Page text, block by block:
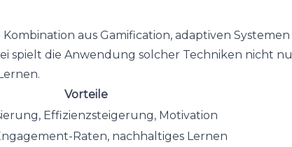
aus Gamification, adaptiven
spielt die Anwendung solcher Techniken nicht
Vorteile
Effizienzsteigerung, Motivation
Raten, nachhaltiges Lernen